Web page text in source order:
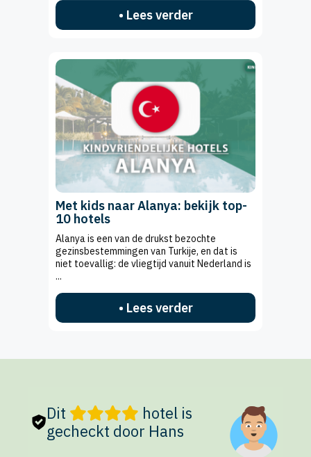
• Lees verder
Met kids naar Alanya: bekijk top-
10 hotels
Alanya is een van de drukst bezochte
gezinsbestemmingen van Turkije, en dat is
niet toevallig: de vliegtijd vanuit Nederland is
...
• Lees verder
Dit
hotel is
gecheckt door Hans